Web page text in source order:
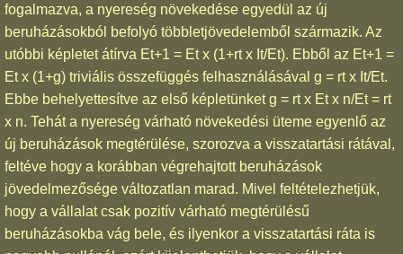
fogalmazva, a nyereség növekedése egyedül az új
beruházásokból befolyó többletjövedelemből származik. Az
utóbbi képletet átírva Et+1 = Et x (1+rt x It/Et). Ebből az Et+1 =
Et x (1+g) triviális összefüggés felhasználásával g = rt x It/Et.
Ebbe behelyettesítve az első képletünket g = rt x Et x n/Et = rt
x n. Tehát a nyereség várható növekedési üteme egyenlő az
új beruházások megtérülése, szorozva a visszatartási rátával,
feltéve hogy a korábban végrehajtott beruházások
jövedelmezősége változatlan marad. Mivel feltételezhetjük,
hogy a vállalat csak pozitív várható megtérülésű
beruházásokba vág bele, és ilyenkor a visszatartási ráta is